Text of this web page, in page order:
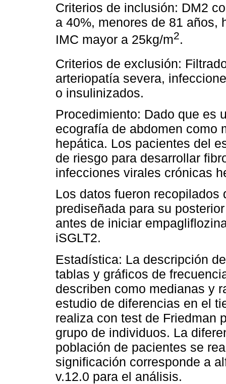
Criterios de inclusión: DM2
a 40%, menores de 81 años,
IMC mayor a 25kg/m2.
Criterios de exclusión:
arteriopatía severa,
o insulinizados.
Procedimiento: Dado que es
ecografía de abdomen como
hepática. Los pacientes del
de riesgo para desarrollar
infecciones virales crónicas
Los datos fueron
prediseñada para su
antes de iniciar
iSGLT2.
Estadística: La descripción
tablas y gráficos de
describen como medianas y
estudio de diferencias en el
realiza con test de Friedman
grupo de individuos. La
población de pacientes se
significación corresponde a
v.12.0 para el análisis.